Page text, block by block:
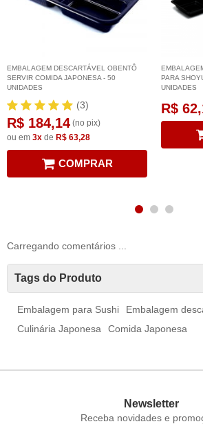
EMBALAGEM DESCARTÁVEL OBENTÔ
SERVIR COMIDA JAPONESA - 50
UNIDADES
(3)
R$ 184,14 (no pix)
ou em 3x de R$ 63,28
COMPRAR
PARA
UNIDADES
R$
Carregando comentários ...
Tags do Produto
Embalagem para Sushi
Embalagem
Culinária Japonesa
Comida Japonesa
Newsletter
Receba novidades e